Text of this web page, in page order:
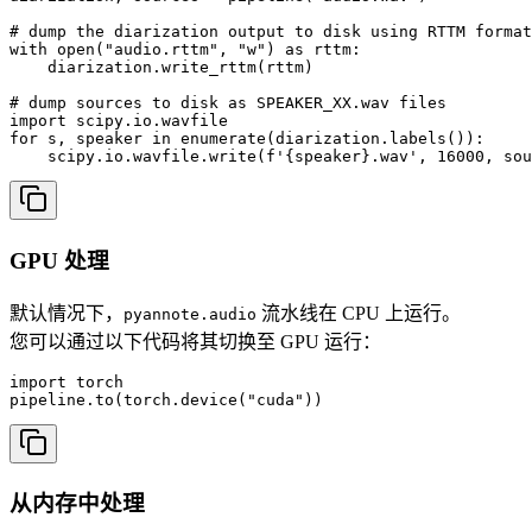
# dump the diarization output to disk using RTTM format
with open("audio.rttm", "w") as rttm:
    diarization.write_rttm(rttm)
# dump sources to disk as SPEAKER_XX.wav files
import scipy.io.wavfile
for s, speaker in enumerate(diarization.labels()):
scipy.io.wavfile.write(f'{speaker}.wav', 16000,
GPU 处理
默认情况下， pyannote.audio 流水线在 CPU 上运行。
您可以通过以下代码将其切换至 GPU 运行：
import torch
pipeline.to(torch.device("cuda"))
从内存中处理